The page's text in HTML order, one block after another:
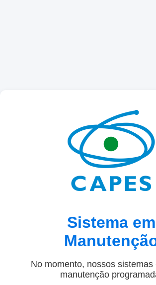
Sistema em
No momento, nossos sistemas
manutenção